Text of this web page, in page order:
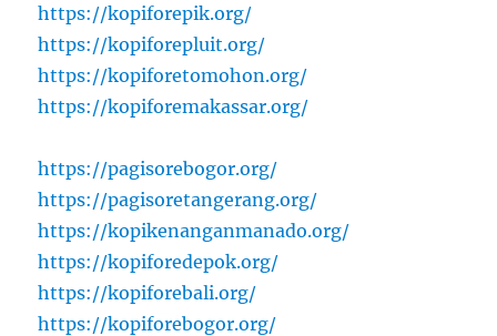
https://kopiforepik.org/
https://kopiforepluit.org/
https://kopiforetomohon.org/
https://kopiforemakassar.org/
https://pagisorebogor.org/
https://pagisoretangerang.org/
https://kopikenanganmanado.org/
https://kopiforedepok.org/
https://kopiforebali.org/
https://kopiforebogor.org/